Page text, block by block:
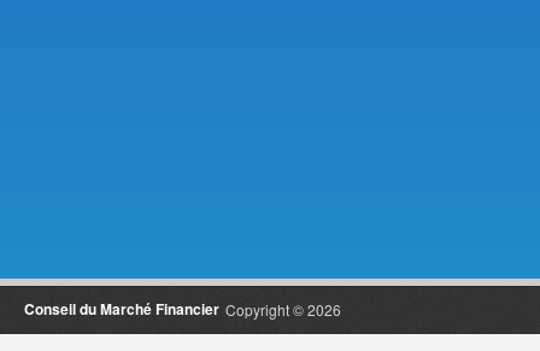
Copyright © 2026
Conseil du Marché Financier